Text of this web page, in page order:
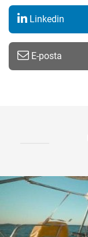
Linkedin
E-posta